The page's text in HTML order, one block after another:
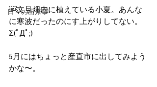
日々の出来事
￼文旦畑内に植えている小夏。あんな
に寒波だったのにす上がりしてない。
Σ(ﾟДﾟ;)
5月にはちょっと産直市に出してみよう
かな〜。